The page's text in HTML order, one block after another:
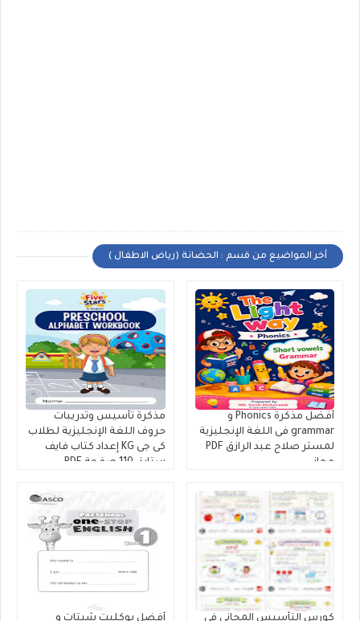
أخر المواضيع من قسم : الحضانة (رياض الاطفال )
أفضل مذكرة Phonics و
grammar فى اللغة الإنجليزية
لمستر صلاح عبد الرازق PDF
مجانى
مذكرة تأسيس وتدريبات
حروف اللغة الإنجليزية لطلاب
كى جى KG إعداد كتاب فايف
كورس التأسيس المجانى في
أفضل بوكليت شيتات و